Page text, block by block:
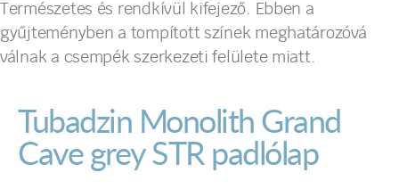
Természetes és rendkívül kifejező. Ebben a
gyűjteményben a tompított színek meghatározóvá
válnak a csempék szerkezeti felülete miatt.
Tubadzin Monolith Grand
Cave grey STR padlólap